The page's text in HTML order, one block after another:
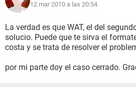
12 mar 2010 a las 20:54
La verdad es que WAT, el del
solucio. Puede que te sirva el
costa y se trata de resolver el
por mi parte doy el caso cerrado.